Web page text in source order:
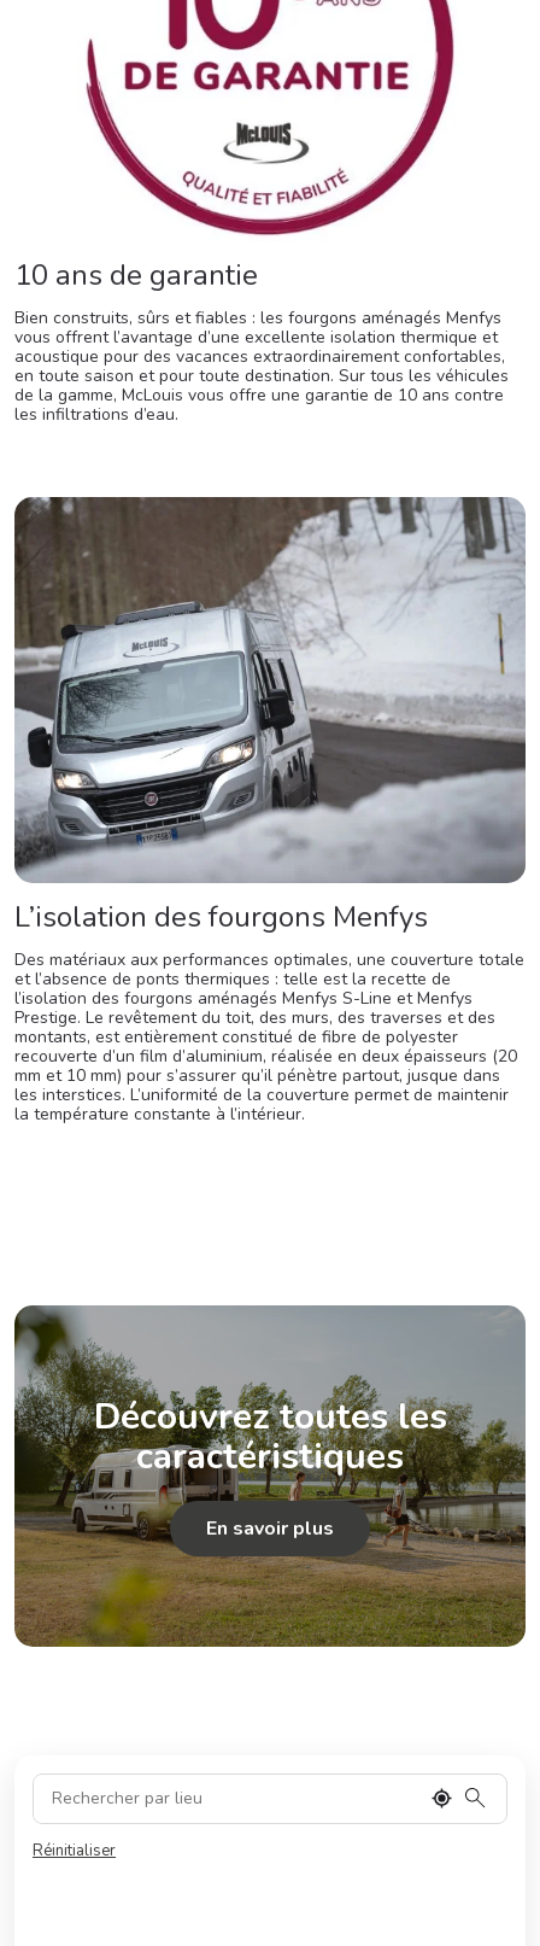
10 ans de garantie
Bien construits, sûrs et fiables : les fourgons aménagés Menfys
vous offrent l’avantage d’une excellente isolation thermique et
acoustique pour des vacances extraordinairement confortables,
en toute saison et pour toute destination. Sur tous les véhicules
de la gamme, McLouis vous offre une garantie de 10 ans contre
les infiltrations d’eau.
L’isolation des fourgons Menfys
Des matériaux aux performances optimales, une couverture totale
et l’absence de ponts thermiques : telle est la recette de
l’isolation des fourgons aménagés Menfys S-Line et Menfys
Prestige. Le revêtement du toit, des murs, des traverses et des
montants, est entièrement constitué de fibre de polyester
recouverte d’un film d’aluminium, réalisée en deux épaisseurs (20
mm et 10 mm) pour s’assurer qu’il pénètre partout, jusque dans
les interstices. L’uniformité de la couverture permet de maintenir
la température constante à l’intérieur.
Découvrez toutes les
caractéristiques
En savoir plus
Réinitialiser